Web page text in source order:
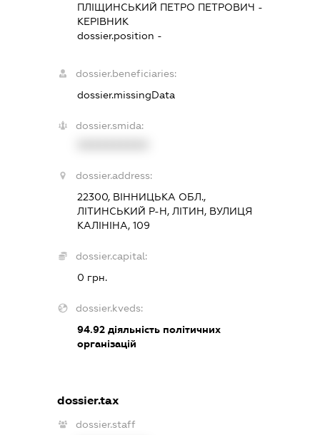
ПЛІЩИНСЬКИЙ ПЕТРО ПЕТРОВИЧ -
КЕРІВНИК
dossier.position -
dossier.beneficiaries:
dossier.missingData
dossier.smida:
dossier.address:
22300, ВІННИЦЬКА ОБЛ.,
ЛІТИНСЬКИЙ Р-Н, ЛІТИН, ВУЛИЦЯ
КАЛІНІНА, 109
dossier.capital:
0 грн.
dossier.kveds:
94.92діяльність політичних
організацій
dossier.tax
dossier.staff